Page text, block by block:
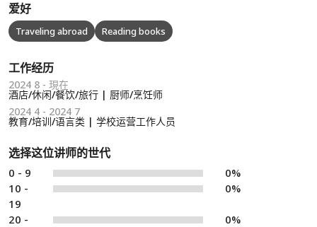
爱好
Traveling abroad Reading books
工作经历
2024 8 - 現在
酒店/休闲/餐饮/旅行 | 厨师/烹饪师
2024 4 - 2024 7
教育/培训/语言类 | 学校运营工作人员
选择这位讲师的世代
0 - 9
0%
10 -
19
0%
20 -
0%